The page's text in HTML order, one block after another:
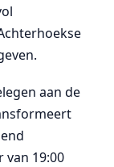
aan de
van 19:00